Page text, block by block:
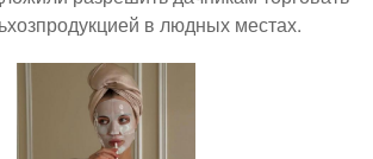
в людных местах.